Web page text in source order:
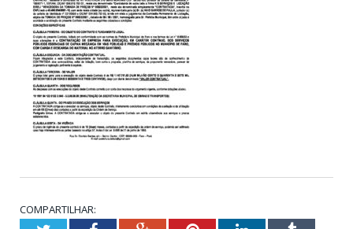
COMPARTILHAR: